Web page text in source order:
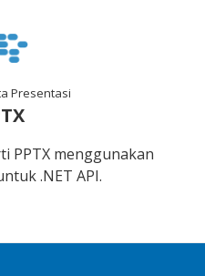
Presentasi
PPTX menggunakan
.NET API.